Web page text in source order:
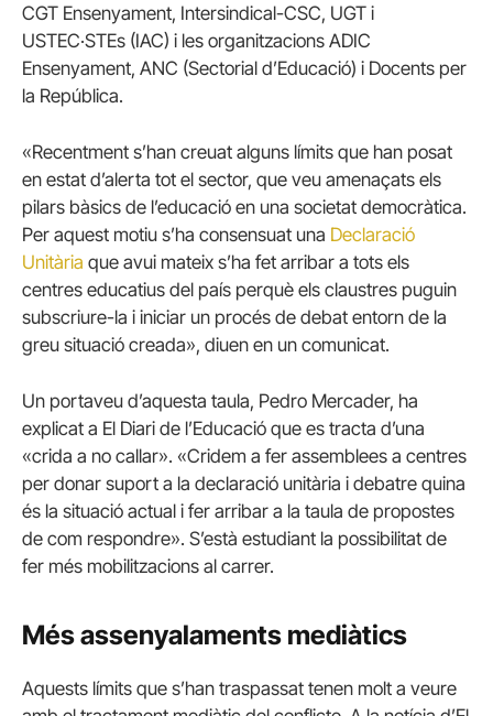
CGT Ensenyament, Intersindical-CSC, UGT i
USTEC·STEs (IAC) i les organitzacions ADIC
Ensenyament, ANC (Sectorial d’Educació) i Docents per
la República.
«Recentment s’han creuat alguns límits que han posat
en estat d’alerta tot el sector, que veu amenaçats els
pilars bàsics de l’educació en una societat democràtica.
Per aquest motiu s’ha consensuat una Declaració
Unitària que avui mateix s’ha fet arribar a tots els
centres educatius del país perquè els claustres puguin
subscriure-la i iniciar un procés de debat entorn de la
greu situació creada», diuen en un comunicat.
Un portaveu d’aquesta taula, Pedro Mercader, ha
explicat a El Diari de l’Educació que es tracta d’una
«crida a no callar». «Cridem a fer assemblees a centres
per donar suport a la declaració unitària i debatre quina
és la situació actual i fer arribar a la taula de propostes
de com respondre». S’està estudiant la possibilitat de
fer més mobilitzacions al carrer.
Més assenyalaments mediàtics
Aquests límits que s’han traspassat tenen molt a veure